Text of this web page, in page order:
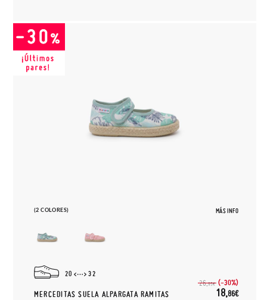
(2 COLORES) MÁS INFO
20 32
MERCEDITAS SUELA ALPARGATA RAMITAS
26,95€ (-30%)
18,86€